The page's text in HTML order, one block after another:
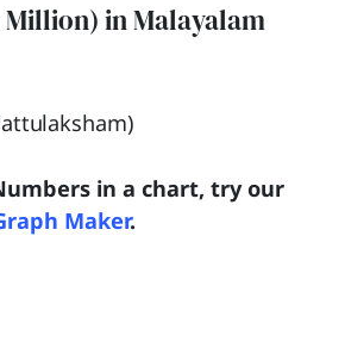
Million) in Malayalam
in a chart, try our
Maker.